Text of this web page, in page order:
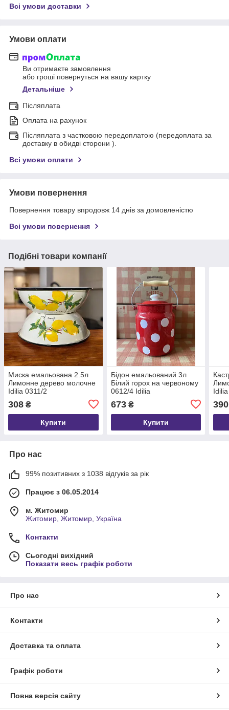
Всі умови доставки
Умови оплати
Ви отримаєте замовлення
або гроші повернуться на вашу картку
Детальніше
Післяплата
Оплата на рахунок
Післяплата з частковою передоплатою (передоплата за
доставку в обидві сторони ).
Всі умови оплати
Умови повернення
Повернення товару впродовж 14 днів за домовленістю
Всі умови повернення
Подібні товари компанії
Миска емальована 2.5л
Лимонне дерево молочне
Idilia 0311/2
308 ₴
Купити
Бідон емальований 3л
Білий горох на червоному
0612/4 Idilia
673₴
Купити
Idilia
390
Про нас
99% позитивних з 1038 відгуків за рік
Працює з 06.05.2014
м. Житомир
Житомир, Житомир, Україна
Контакти
Сьогодні вихідний
Показати весь графік роботи
Про нас
Контакти
Доставка та оплата
Графік роботи
Повна версія сайту